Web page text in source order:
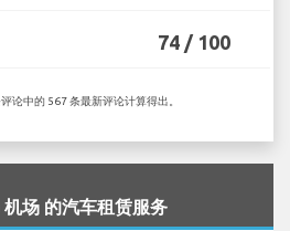
74 / 100
论中的 567 条最新评论计算得出。
机场 的汽车租赁服务